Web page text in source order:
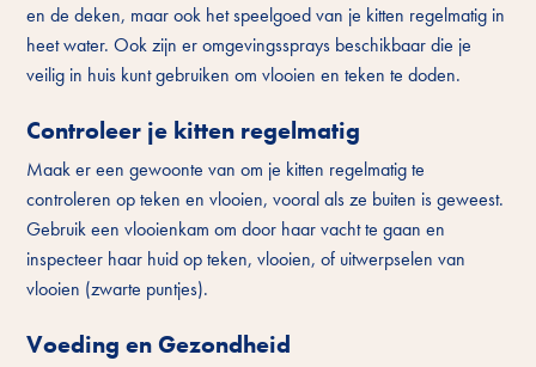
en de deken, maar ook het speelgoed van je kitten regelmatig in
heet water. Ook zijn er omgevingssprays beschikbaar die je
veilig in huis kunt gebruiken om vlooien en teken te doden.
Controleer je kitten regelmatig
Maak er een gewoonte van om je kitten regelmatig te
controleren op teken en vlooien, vooral als ze buiten is geweest.
Gebruik een vlooienkam om door haar vacht te gaan en
inspecteer haar huid op teken, vlooien, of uitwerpselen van
vlooien (zwarte puntjes).
Voeding en Gezondheid